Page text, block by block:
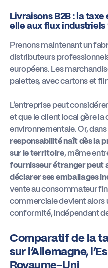
Livraisons B2B : la
elle aux flux industriels
Prenons maintenant un
distributeurs
européens. Les
palettes, avec cartons et
L’entreprise peut
et que le client local gère
environnementale. Or,
responsabilité naît dès la
sur le territoire, même
fournisseur étranger peut
déclarer ses emballages
vente au consommateur
commerciale devient alors
conformité, indépendant
Comparatif de la
sur l’Allemagne,
Royaume-Uni